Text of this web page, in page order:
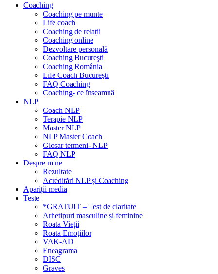
Coaching
Coaching pe munte
Life coach
Coaching de relații
Coaching online
Dezvoltare personală
Coaching Bucureşti
Coaching România
Life Coach Bucureşti
FAQ Coaching
Coaching- ce înseamnă
NLP
Coach NLP
Terapie NLP
Master NLP
NLP Master Coach
Glosar termeni- NLP
FAQ NLP
Despre mine
Rezultate
Acreditări NLP și Coaching
Apariții media
Teste
*GRATUIT – Test de claritate
Arhetipuri masculine și feminine
Roata Vieții
Roata Emoțiilor
VAK-AD
Eneagrama
DISC
Graves